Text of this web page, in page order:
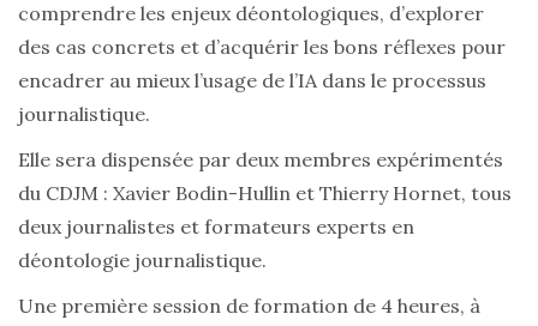
comprendre les enjeux déontologiques, d’explorer
des cas concrets et d’acquérir les bons réflexes pour
encadrer au mieux l’usage de l’IA dans le processus
journalistique.
Elle sera dispensée par deux membres expérimentés
du CDJM : Xavier Bodin-Hullin et Thierry Hornet, tous
deux journalistes et formateurs experts en
déontologie journalistique.
Une première session de formation de 4 heures, à